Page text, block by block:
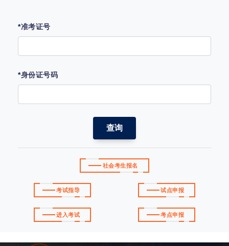
*准考证号
*身份证号码
查询
社会考生报名
考试指导
进入考试
试点申报
考点申报